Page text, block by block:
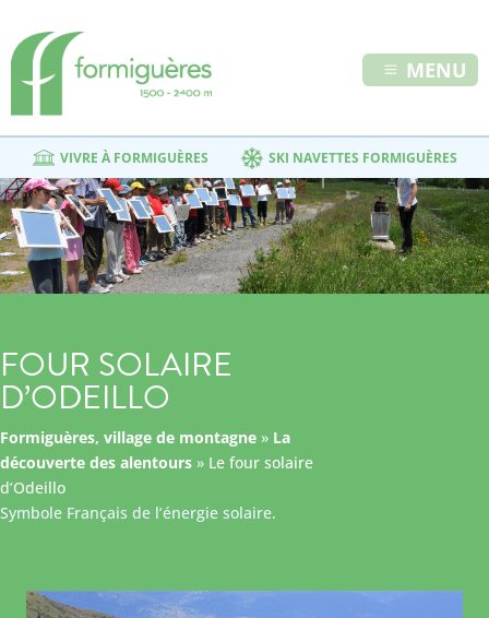
MENU
VIVRE À FORMIGUÈRES SKI NAVETTES FORMIGUÈRES
FOUR SOLAIRE
D’ODEILLO
Formiguères, village de montagne » La
découverte des alentours » Le four solaire
d’Odeillo
Symbole Français de l’énergie solaire.